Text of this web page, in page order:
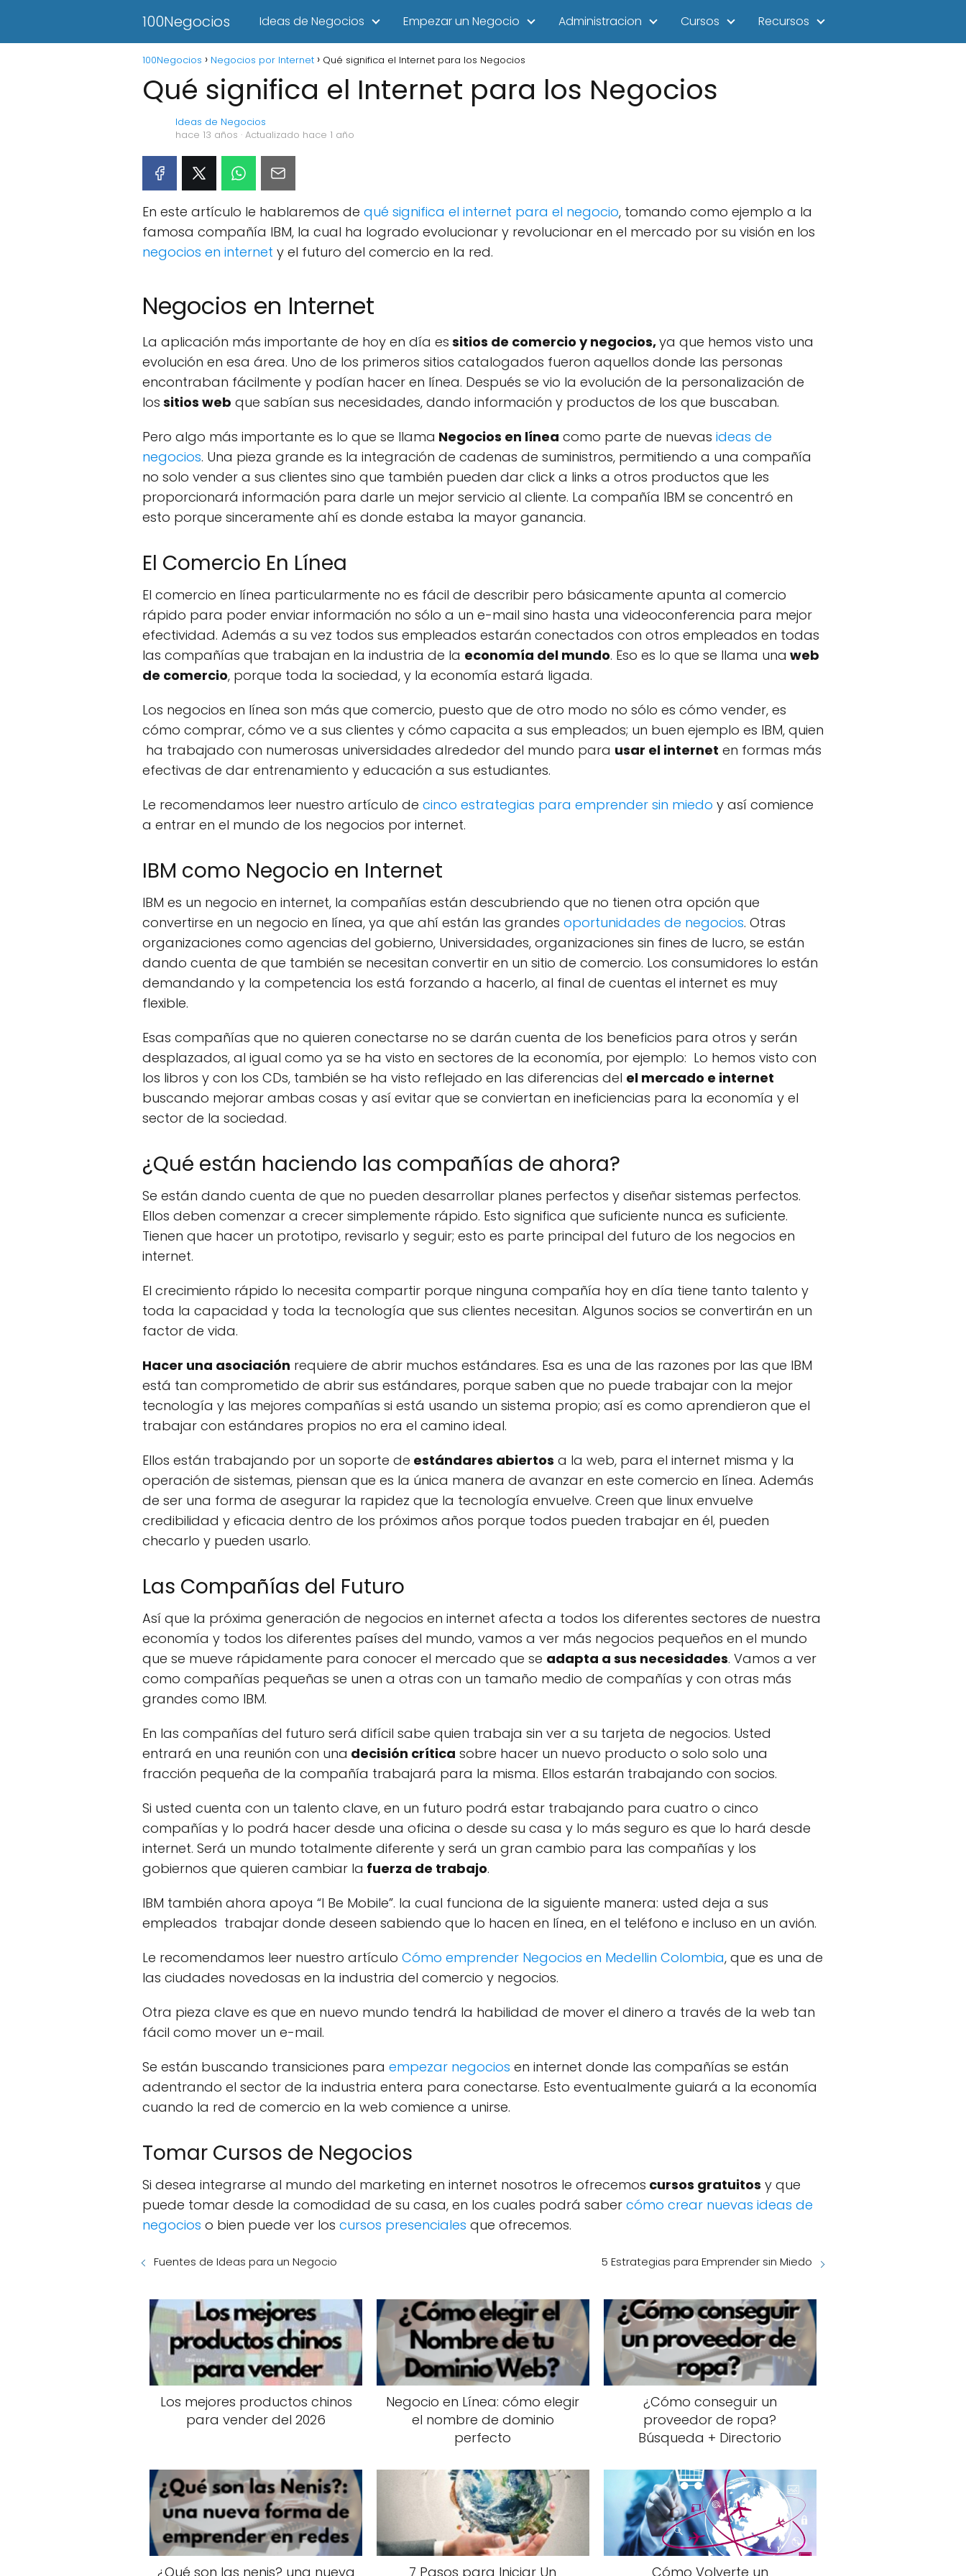
100Negocios Ideas de Negocios Empezar un Negocio Administracion Cursos Recursos
100Negocios Negocios por Internet Qué significa el Internet para los Negocios
Qué significa el Internet para los Negocios
Ideas de Negocios
hace 13 años · Actualizado hace 1 año
En este artículo le hablaremos de qué significa el internet para el negocio, tomando como ejemplo a la
famosa compañía IBM, la cual ha logrado evolucionar y revolucionar en el mercado por su visión en los
negocios en internet y el futuro del comercio en la red.
Negocios en Internet
La aplicación más importante de hoy en día es sitios de comercio y negocios,ya que hemos visto una
evolución en esa área. Uno de los primeros sitios catalogados fueron aquellos donde las personas
encontraban fácilmente y podían hacer en línea. Después se vio la evolución de la personalización de
los sitios web que sabían sus necesidades, dando información y productos de los que buscaban.
Pero algo más importante es lo que se llama Negocios en línea como parte de nuevas ideas de
negocios. Una pieza grande es la integración de cadenas de suministros, permitiendo a una compañía
no solo vender a sus clientes sino que también pueden dar click a links a otros productos que les
proporcionará información para darle un mejor servicio al cliente. La compañía IBM se concentró en
esto porque sinceramente ahí es donde estaba la mayor ganancia.
El Comercio En Línea
El comercio en línea particularmente no es fácil de describir pero básicamente apunta al comercio
rápido para poder enviar información no sólo a un e-mail sino hasta una videoconferencia para mejor
efectividad. Además a su vez todos sus empleados estarán conectados con otros empleados en todas
las compañías que trabajan en la industria de la economía del mundo. Eso es lo que se llama una web
de comercio, porque toda la sociedad, y la economía estará ligada.
Los negocios en línea son más que comercio, puesto que de otro modo no sólo es cómo vender, es
cómo comprar, cómo ve a sus clientes y cómo capacita a sus empleados; un buen ejemplo es IBM, quien
ha trabajado con numerosas universidades alrededor del mundo para usar el internet en formas más
efectivas de dar entrenamiento y educación a sus estudiantes.
Le recomendamos leer nuestro artículo de cinco estrategias para emprender sin miedo y así comience
a entrar en el mundo de los negocios por internet.
IBM como Negocio en Internet
IBM es un negocio en internet, la compañías están descubriendo que no tienen otra opción que
convertirse en un negocio en línea, ya que ahí están las grandes oportunidades de negocios. Otras
organizaciones como agencias del gobierno, Universidades, organizaciones sin fines de lucro, se están
dando cuenta de que también se necesitan convertir en un sitio de comercio. Los consumidores lo están
demandando y la competencia los está forzando a hacerlo, al final de cuentas el internet es muy
flexible.
Esas compañías que no quieren conectarse no se darán cuenta de los beneficios para otros y serán
desplazados, al igual como ya se ha visto en sectores de la economía, por ejemplo: Lo hemos visto con
los libros y con los CDs, también se ha visto reflejado en las diferencias del el mercado e internet
buscando mejorar ambas cosas y así evitar que se conviertan en ineficiencias para la economía y el
sector de la sociedad.
¿Qué están haciendo las compañías de ahora?
Se están dando cuenta de que no pueden desarrollar planes perfectos y diseñar sistemas perfectos.
Ellos deben comenzar a crecer simplemente rápido. Esto significa que suficiente nunca es suficiente.
Tienen que hacer un prototipo, revisarlo y seguir; esto es parte principal del futuro de los negocios en
internet.
El crecimiento rápido lo necesita compartir porque ninguna compañía hoy en día tiene tanto talento y
toda la capacidad y toda la tecnología que sus clientes necesitan. Algunos socios se convertirán en un
factor de vida.
Hacer una asociación requiere de abrir muchos estándares. Esa es una de las razones por las que IBM
está tan comprometido de abrir sus estándares, porque saben que no puede trabajar con la mejor
tecnología y las mejores compañías si está usando un sistema propio; así es como aprendieron que el
trabajar con estándares propios no era el camino ideal.
Ellos están trabajando por un soporte de estándares abiertos a la web, para el internet misma y la
operación de sistemas, piensan que es la única manera de avanzar en este comercio en línea. Además
de ser una forma de asegurar la rapidez que la tecnología envuelve. Creen que linux envuelve
credibilidad y eficacia dentro de los próximos años porque todos pueden trabajar en él, pueden
checarlo y pueden usarlo.
Las Compañías del Futuro
Así que la próxima generación de negocios en internet afecta a todos los diferentes sectores de nuestra
economía y todos los diferentes países del mundo, vamos a ver más negocios pequeños en el mundo
que se mueve rápidamente para conocer el mercado que se adapta a sus necesidades. Vamos a ver
como compañías pequeñas se unen a otras con un tamaño medio de compañías y con otras más
grandes como IBM.
En las compañías del futuro será difícil sabe quien trabaja sin ver a su tarjeta de negocios. Usted
entrará en una reunión con una decisión crítica sobre hacer un nuevo producto o solo solo una
fracción pequeña de la compañía trabajará para la misma. Ellos estarán trabajando con socios.
Si usted cuenta con un talento clave, en un futuro podrá estar trabajando para cuatro o cinco
compañías y lo podrá hacer desde una oficina o desde su casa y lo más seguro es que lo hará desde
internet. Será un mundo totalmente diferente y será un gran cambio para las compañías y los
gobiernos que quieren cambiar la fuerza de trabajo.
IBM también ahora apoya “I Be Mobile”. la cual funciona de la siguiente manera: usted deja a sus
empleados trabajar donde deseen sabiendo que lo hacen en línea, en el teléfono e incluso en un avión.
Le recomendamos leer nuestro artículo Cómo emprender Negocios en Medellin Colombia, que es una de
las ciudades novedosas en la industria del comercio y negocios.
Otra pieza clave es que en nuevo mundo tendrá la habilidad de mover el dinero a través de la web tan
fácil como mover un e-mail.
Se están buscando transiciones para empezar negocios en internet donde las compañías se están
adentrando el sector de la industria entera para conectarse. Esto eventualmente guiará a la economía
cuando la red de comercio en la web comience a unirse.
Tomar Cursos de Negocios
Si desea integrarse al mundo del marketing en internet nosotros le ofrecemos cursos gratuitos y que
puede tomar desde la comodidad de su casa, en los cuales podrá saber cómo crear nuevas ideas de
negocios o bien puede ver los cursos presenciales que ofrecemos.
Fuentes de Ideas para un Negocio 5 Estrategias para Emprender sin Miedo
Los mejores productos chinos
para vender del 2026
Negocio en Línea: cómo elegir
el nombre de dominio
perfecto
¿Cómo conseguir un
proveedor de ropa?
Búsqueda + Directorio
¿Qué son las nenis? una nueva 7 Pasos para Iniciar Un Cómo Volverte un